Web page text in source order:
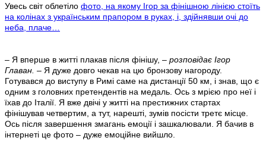
Увесь світ облетіло фото, на якому Ігор за фінішною лінією стоїть
на колінах з українським прапором в руках, і, здійнявши очі до
неба, плаче…
– Я вперше в житті плакав після фінішу, – розповідає Ігор
Главан. – Я дуже довго чекав на цю бронзову нагороду.
Готувався до виступу в Римі саме на дистанції 50 км, і знав, що є
одним з головних претендентів на медаль. Ось з мрією про неї і
їхав до Італії. Я вже двічі у житті на престижних стартах
фінішував четвертим, а тут, нарешті, зумів посісти третє місце.
Ось після завершення змагань емоції і зашкалювали. Я бачив в
інтернеті це фото – дуже емоційне вийшло.